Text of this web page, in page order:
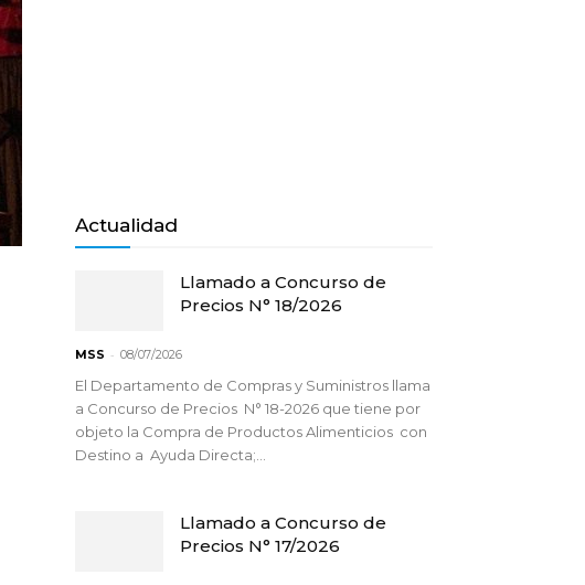
Actualidad
Llamado a Concurso de
Precios N° 18/2026
MSS - 08/07/2026
El Departamento de Compras y Suministros llama
a Concurso de Precios N° 18-2026 que tiene por
objeto la Compra de Productos Alimenticios con
Destino a Ayuda Directa;...
Llamado a Concurso de
Precios N° 17/2026